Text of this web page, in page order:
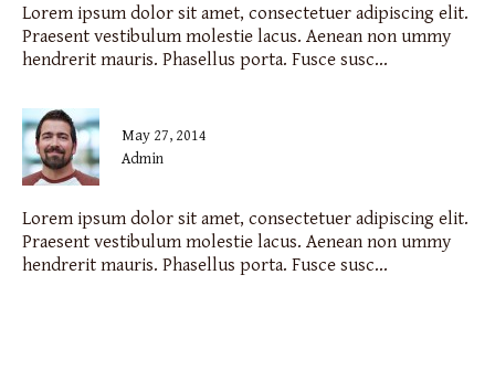
Lorem ipsum dolor sit amet, consectetuer adipiscing elit.
Praesent vestibulum molestie lacus. Aenean non ummy
hendrerit mauris. Phasellus porta. Fusce susc...
May 27, 2014
admin
Lorem ipsum dolor sit amet, consectetuer adipiscing elit.
Praesent vestibulum molestie lacus. Aenean non ummy
hendrerit mauris. Phasellus porta. Fusce susc...